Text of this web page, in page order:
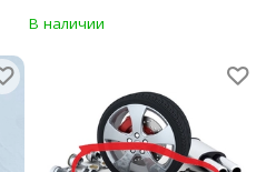
В наличии